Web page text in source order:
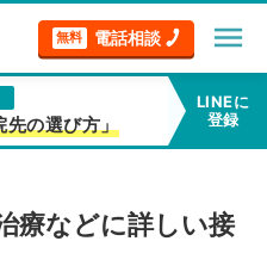
無料 電話相談 menu
の選び方」
LINEに
登録
療などに詳しい接